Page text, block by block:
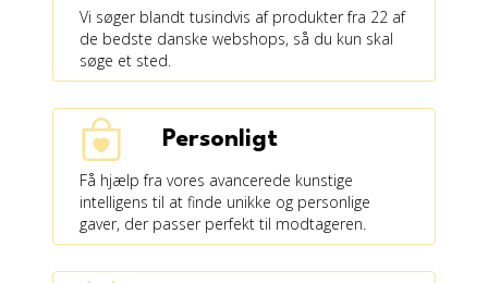
Vi søger blandt tusindvis af produkter fra 22 af
de bedste danske webshops, så du kun skal
søge et sted.
Personligt
Få hjælp fra vores avancerede kunstige
intelligens til at finde unikke og personlige
gaver, der passer perfekt til modtageren.